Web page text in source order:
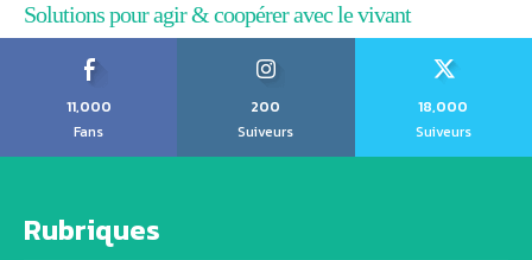
Solutions pour agir & coopérer avec le vivant
11,000
Fans
200
Suiveurs
18,000
Suiveurs
Rubriques